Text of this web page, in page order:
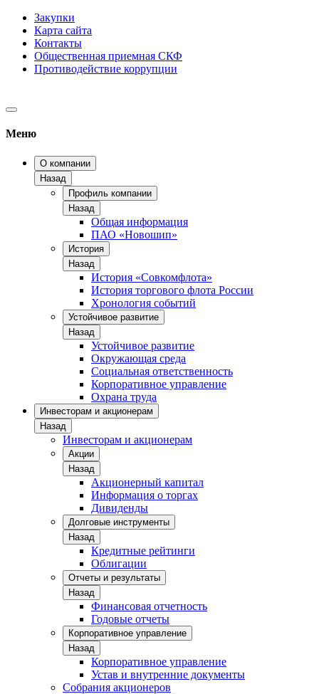
Закупки
Карта сайта
Контакты
Общественная приемная СКФ
Противодействие коррупции
Меню
О компании
Назад
Профиль компании
Назад
Общая информация
ПАО «Новошип»
История
Назад
История «Совкомфлота»
История торгового флота России
Хронология событий
Устойчивое развитие
Назад
Устойчивое развитие
Окружающая среда
Социальная ответственность
Корпоративное управление
Охрана труда
Инвесторам и акционерам
Назад
Инвесторам и акционерам
Акции
Назад
Акционерный капитал
Информация о торгах
Дивиденды
Долговые инструменты
Назад
Кредитные рейтинги
Облигации
Отчеты и результаты
Назад
Финансовая отчетность
Годовые отчеты
Корпоративное управление
Назад
Корпоративное управление
Устав и внутренние документы
Собрания акционеров